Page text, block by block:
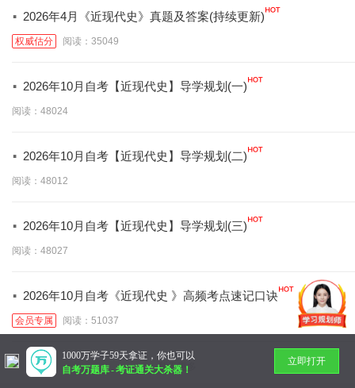
· 2026年4月《近现代史》真题及答案(持续更新)
权威估分 阅读：35049
· 2026年10月自考【近现代史】导学规划(一)
阅读：48024
· 2026年10月自考【近现代史】导学规划(二)
阅读：48012
· 2026年10月自考【近现代史】导学规划(三)
阅读：48027
· 2026年10月自考《近现代史 》高频考点速记口诀
会员专属 阅读：51037
暂无更多
1000万学子59天拿证，你也可以
自考万题库-考证通关大杀器！
立即打开